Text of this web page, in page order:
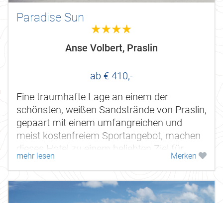
Paradise Sun
4.0
Anse Volbert, Praslin
ab € 410,-
Eine traumhafte Lage an einem der
schönsten, weißen Sandstrände von Praslin,
gepaart mit einem umfangreichen und
meist kostenfreiem Sportangebot, machen
dieses Hotel zu einem beliebten Ziel für
Aktivurlauber und Honeymooner.
mehr lesen Merken